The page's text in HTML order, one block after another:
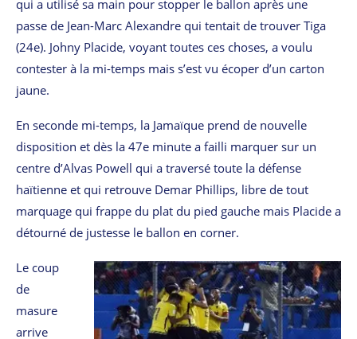
qui a utilisé sa main pour stopper le ballon après une
passe de Jean-Marc Alexandre qui tentait de trouver Tiga
(24e). Johny Placide, voyant toutes ces choses, a voulu
contester à la mi-temps mais s’est vu écoper d’un carton
jaune.
En seconde mi-temps, la Jamaïque prend de nouvelle
disposition et dès la 47e minute a failli marquer sur un
centre d’Alvas Powell qui a traversé toute la défense
haïtienne et qui retrouve Demar Phillips, libre de tout
marquage qui frappe du plat du pied gauche mais Placide a
détourné de justesse le ballon en corner.
Le coup
de
masure
arrive